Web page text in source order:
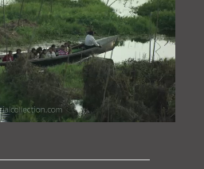
CARTE
COLLECTIONS